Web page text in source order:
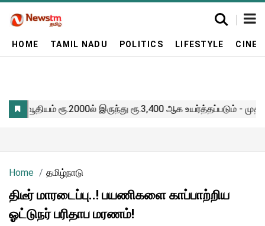
HOME TAMIL NADU POLITICS LIFESTYLE
Home தமிழ்நாடு
திடீர் மாரடைப்பு..! பயணிகளை காப்பாற்றிய
ஓட்டுநர் பரிதாப மரணம்!